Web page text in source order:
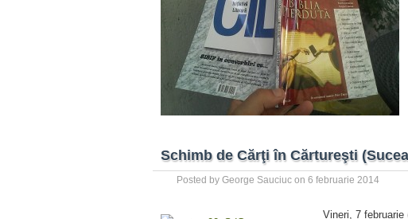
Schimb de Cărţi în Cărtureşti
Posted by George Sauciuc on 6 februarie 2014
Vineri, 7